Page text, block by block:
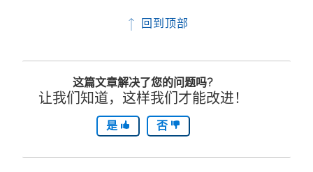
回到顶部
这篇文章解决了您的问题吗?
让我们知道，这样我们才能改进！
是 否